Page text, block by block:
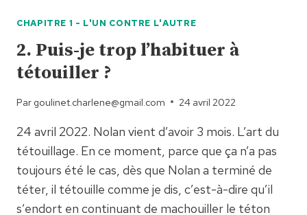
LÂCHES
BIEN ?!
CHAPITRE 1 - L'UN CONTRE L'AUTRE
2. Puis-je trop l’habituer à
tétouiller ?
Par goulinet.charlene@gmail.com 24 avril 2022
24 avril 2022. Nolan vient d’avoir 3 mois. L’art du
tétouillage. En ce moment, parce que ça n’a pas
toujours été le cas, dès que Nolan a terminé de
téter, il tétouille comme je dis, c’est-à-dire qu’il
s’endort en continuant de machouiller le téton